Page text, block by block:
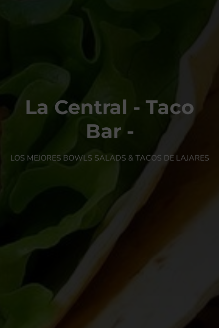
La Central - Taco
Bar -
LOS MEJORES BOWLS SALADS & TACOS DE LAJARES